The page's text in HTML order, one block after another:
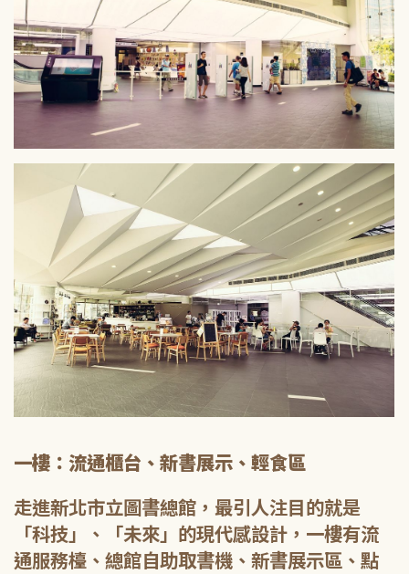
一樓：流通櫃台、新書展示、輕食區
走進新北市立圖書總館，最引人注目的就是
「科技」、「未來」的現代感設計，一樓有流
通服務檯、總館自助取書機、新書展示區、點